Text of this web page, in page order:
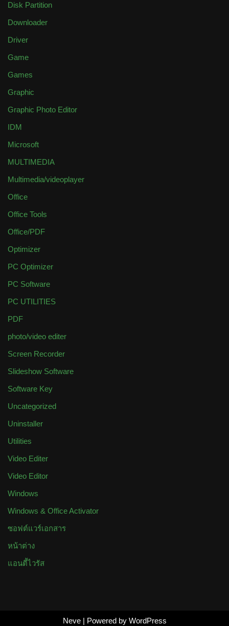
Disk Partition
Downloader
Driver
Game
Games
Graphic
Graphic Photo Editor
IDM
Microsoft
MULTIMEDIA
Multimedia/videoplayer
Office
Office Tools
Office/PDF
Optimizer
PC Optimizer
PC Software
PC UTILITIES
PDF
photo/video editer
Screen Recorder
Slideshow Software
Software Key
Uncategorized
Uninstaller
Utilities
Video Editer
Video Editor
Windows
Windows & Office Activator
ซอฟต์แวร์เอกสาร
หน้าต่าง
แอนตี้ไวรัส
Neve| Powered by WordPress